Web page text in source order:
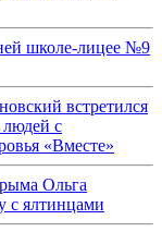
школе-лицее №9
встретился
людей с
«Вместе»
Ольга
с ялтинцами